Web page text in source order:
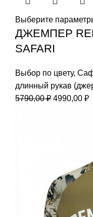
Выберите
ДЖЕМПЕР
SAFARI
Выбор по цвету,
длинный рукав
5790,00₽ 4990,00 ₽